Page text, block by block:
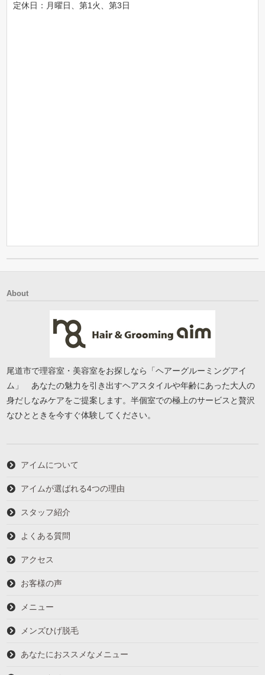
定休日：月曜日、第1火、第3日
About
尾道市で理容室・美容室をお探しなら「ヘアーグルーミングアイ
ム」 あなたの魅力を引き出すヘアスタイルや年齢にあった大人の
身だしなみケアをご提案します。半個室での極上のサービスと贅沢
なひとときを今すぐ体験してください。
アイムについて
アイムが選ばれる4つの理由
スタッフ紹介
よくある質問
アクセス
お客様の声
メニュー
メンズひげ脱毛
あなたにおススメなメニュー